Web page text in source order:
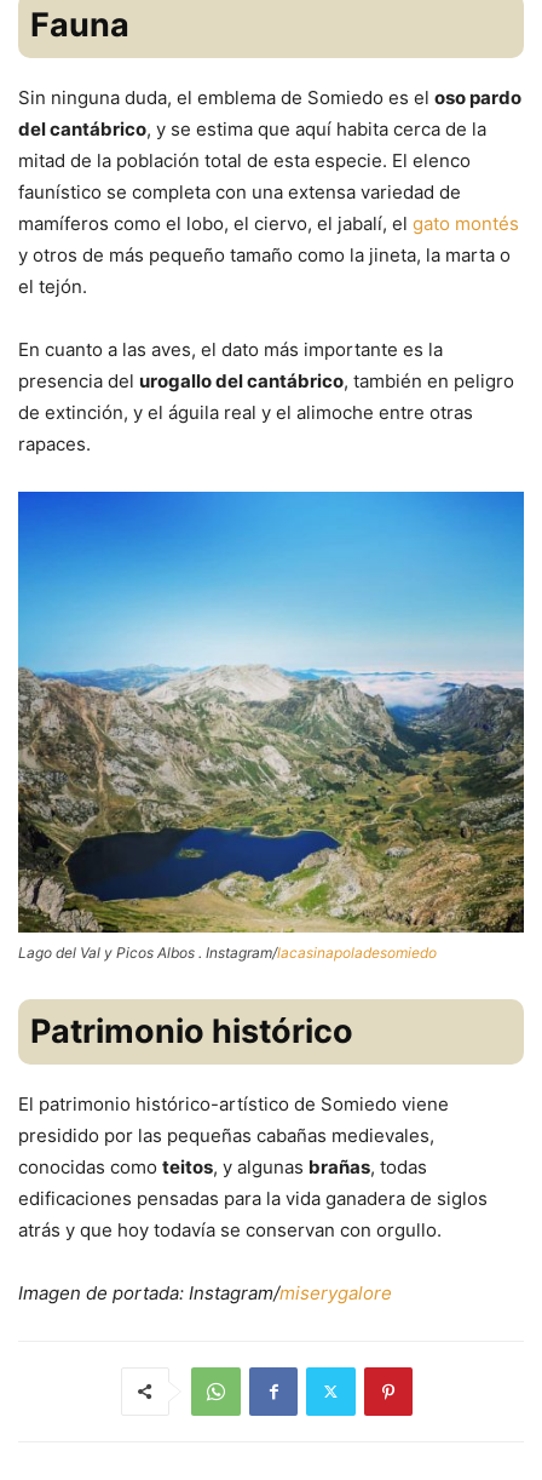
Fauna
Sin ninguna duda, el emblema de Somiedo es el oso pardo
del cantábrico, y se estima que aquí habita cerca de la
mitad de la población total de esta especie. El elenco
faunístico se completa con una extensa variedad de
mamíferos como el lobo, el ciervo, el jabalí, el gato montés
y otros de más pequeño tamaño como la jineta, la marta o
el tejón.
En cuanto a las aves, el dato más importante es la
presencia del urogallo del cantábrico, también en peligro
de extinción, y el águila real y el alimoche entre otras
rapaces.
Lago del Val y Picos Albos . Instagram/lacasinapoladesomiedo
Patrimonio histórico
El patrimonio histórico-artístico de Somiedo viene
presidido por las pequeñas cabañas medievales,
conocidas como teitos, y algunas brañas, todas
edificaciones pensadas para la vida ganadera de siglos
atrás y que hoy todavía se conservan con orgullo.
Imagen de portada: Instagram/miserygalore